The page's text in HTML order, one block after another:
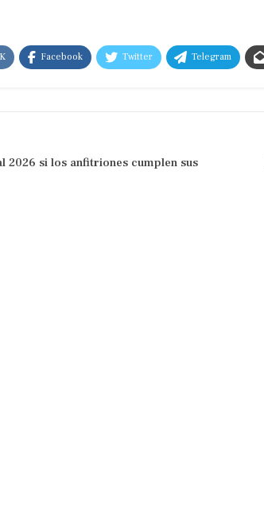
Facebook Twitter Telegram
2026 si los anfitriones cumplen sus